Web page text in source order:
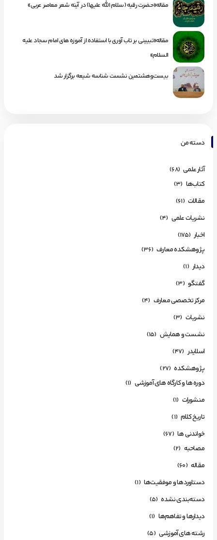
مقاله«حضرت رقیه (سلام الله علیها) در آینه شعر معاصر عربی»
مقاله«تبیینی بر تاب آوری با استفاده از آموزه های امام سجاد علیه
السلام»
بیست‌وهشتمین نشست شناسه شیعه برگزار شد
دسته من
آثار علمی (68)
کتاب‌ها (3)
مقالات (61)
نشریات علمی (4)
اخبار (175)
پژوهشکده معارف (36)
دیدار (1)
گفتگو (3)
مرکز تخصصی معارف (4)
نشریات (3)
نشست و همایش (15)
اسلایدر (47)
پژوهشکده (27)
دوره ها و کارگاه های آموزشی (1)
منشورات (1)
تاریخ کلام (1)
خواندنی ها (67)
مصاحبه (2)
مقاله (60)
دستاوردها و موفقیت‌ها (1)
دسته‌بندی نشده (5)
دیدارها و تفاهم‌ها (1)
رشته های آموزشی (5)